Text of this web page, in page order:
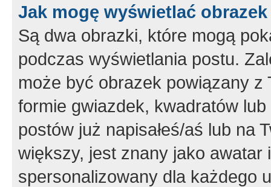
Jak mogę wyświetlać
Są dwa obrazki, które mogą
podczas wyświetlania postu.
może być obrazek powiązany z
formie gwiazdek, kwadratów
postów już napisałeś/aś lub na
większy, jest znany jako
spersonalizowany dla każdego